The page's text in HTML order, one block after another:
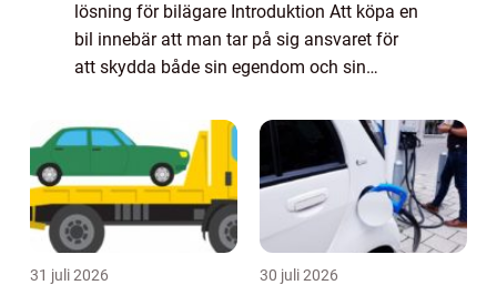
lösning för bilägare Introduktion Att köpa en
bil innebär att man tar på sig ansvaret för
att skydda både sin egendom och sin
avgörande roll för att ge trygghet och ekon...
31 juli 2026 30 juli 2026